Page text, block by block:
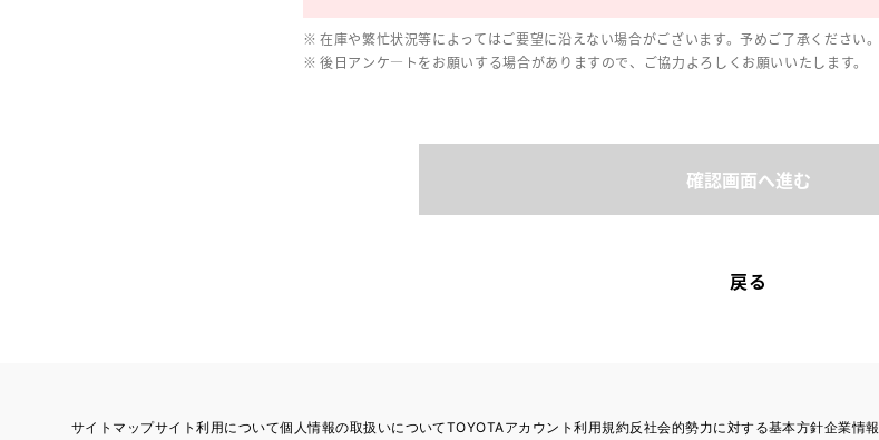
在庫や繁忙状況等によってはご要望に沿えない場合がございます。予めご了承ください。
後日アンケ―トをお願いする場合がありますので、ご協力よろしくお願いいたします。
確認画面へ進む
戻る
サイトマップサイト利用について個人情報の取扱いについてTOYOTAアカウント利用規約反社会的勢力に対する基本方針企業情報